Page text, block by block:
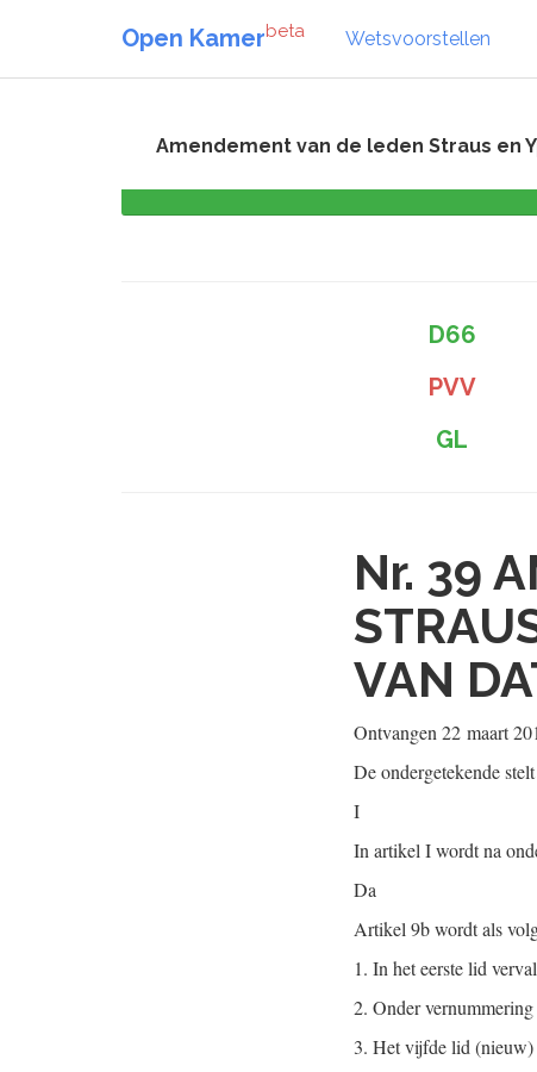
Open Kamerbeta Wetsvoorstellen
Amendement van de leden Straus en
D66
PVV
GL
Nr. 39
VAN
Ontvangen 22 maart
De ondergetekende
I
In artikel I wordt na
Da
Artikel 9b wordt als
1. In het eerste lid
2. Onder
3. Het vijfde lid